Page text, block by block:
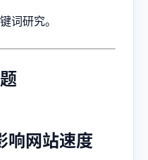
词研究。
响网站速度